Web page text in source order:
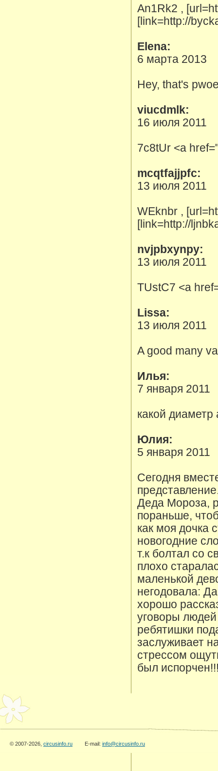
An1Rk2 ,
[link=http://
Elena:
6 марта 2013
Hey, that's
viucdmlk:
16 июля 2011
7c8tUr <a
mcqtfajjpfc:
13 июля 2011
WEknbr ,
[link=http://
nvjpbxynpy:
13 июля 2011
TUstC7 <a
Lissa:
13 июля 2011
A good many
Илья:
7 января 2011
какой
Юлия:
5 января 2011
Сегодня
Деда Мороза,
пораньше,
как моя дочка
новогодние
т.к болтал со
плохо
маленькой
негодовала:
хорошо
уговоры
ребятишки
заслуживает
стрессом
был
© 2007-2026, circusinfo.ru E-mail: info@circusinfo.ru